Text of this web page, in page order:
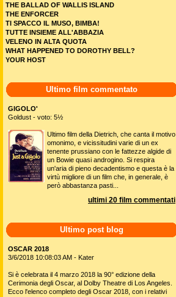
THE BALLAD OF WALLIS ISLAND
THE ENFORCER
TI SPACCO IL MUSO, BIMBA!
TUTTE INSIEME ALL'ABBAZIA
VELENO IN ALTA QUOTA
WHAT HAPPENED TO DOROTHY BELL?
YOUR HOST
Ultimo film commentato
GIGOLO'
Goldust - voto: 5½
Ultimo film della Dietrich, che canta il motivo
omonimo, e vicissitudini varie di un ex
tenente prussiano con le fattezze algide di
un Bowie quasi androgino. Si respira
un'aria di pieno decadentismo e questa è la
virtù migliore di un film che, in generale, è
però abbastanza pasti...
ultimi 20 film commentati
Ultimo post blog
OSCAR 2018
3/6/2018 10:08:03 AM - Kater
Si è celebrata il 4 marzo 2018 la 90° edizione della
Cerimonia degli Oscar, al Dolby Theatre di Los Angeles.
Ecco l'elenco completo degli Oscar 2018, con i relativi